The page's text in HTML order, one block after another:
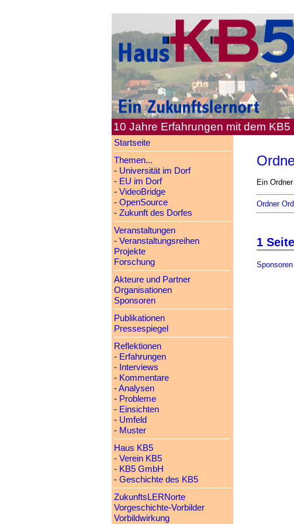
10 Jahre Erfahrungen mit dem KB5
Startseite
Themen...
- Universität im Dorf
- EU im Dorf
- VideoBridge
- OpenSource
- Zukunft des Dorfes
Veranstaltungen
- Veranstaltungsreihen
Projekte
Forschung
Akteure und Partner
Organisationen
Sponsoren
Publikationen
Pressespiegel
Reflektionen
- Erfahrungen
- Interviews
- Kommentare
-Analysen
- Probleme
- Einsichten
- Umfeld
- Muster
Haus KB5
- Verein KB5
- KB5 GmbH
- Geschichte des KB5
ZukunftsLERNorte
Vorgeschichte-Vorbilder
Vorbildwirkung
Ein
Ordner
1
Sponsoren